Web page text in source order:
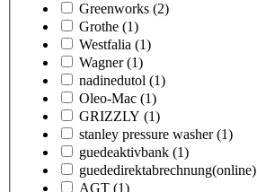
Greenworks (2)
Grothe (1)
Westfalia (1)
Wagner (1)
nadinedutol (1)
Oleo-Mac (1)
GRIZZLY (1)
stanley pressure washer (1)
guedeaktivbank (1)
guededirektabrechnung(online)
AGT (1)